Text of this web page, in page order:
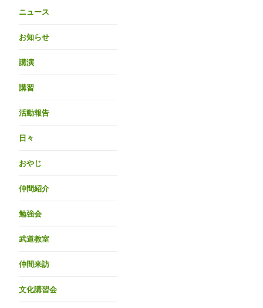
ニュース
お知らせ
講演
講習
活動報告
日々
おやじ
仲間紹介
勉強会
武道教室
仲間来訪
文化講習会